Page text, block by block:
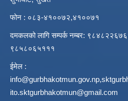
फोन : ०८३-४१००७२,४१००७१
दमकलको लागि सम्पर्क नम्बर:
९८५८०६५१११
ईमेल :
info@gurbhakotmun.gov.np,
ito.sktgurbhakotmun@gmail.com